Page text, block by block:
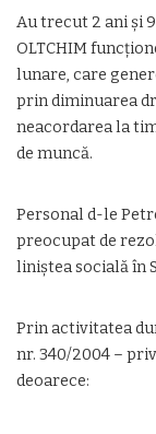
Au trecut 2 ani și 9
OLTCHIM
lunare, care
prin diminuarea
neacordarea la
de muncă.
Personal d-le
preocupat de
liniștea socială în
Prin activitatea
nr. 340/2004 –
deoarece: